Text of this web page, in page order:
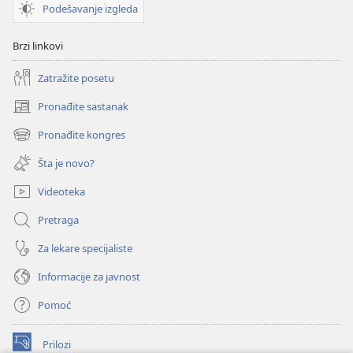
Podešavanje izgleda
Brzi linkovi
Zatražite posetu
Pronađite sastanak
(otvara
novi
prozor)
Pronađite kongres
(otvara
novi
prozor)
Šta je novo?
Videoteka
Pretraga
Za lekare specijaliste
Informacije za javnost
Pomoć
Prilozi